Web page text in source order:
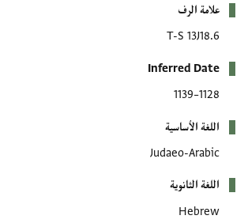
علامة الرف
T-S 13J18.6
Inferred Date
1128–1139
اللغة الأساسية
Judaeo-Arabic
اللغة الثانوية
Hebrew